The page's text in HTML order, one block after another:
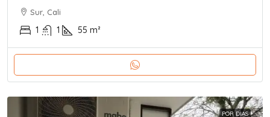
Sur, Cali
1 1 55 m²
POR DIAS